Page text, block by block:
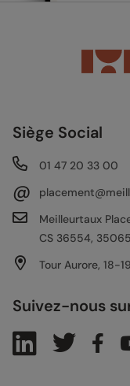
Siège Social
01 47 20 33 00
@
Meilleurtaux
CS 36554,
Tour Aurore, 18-
Suivez-nous